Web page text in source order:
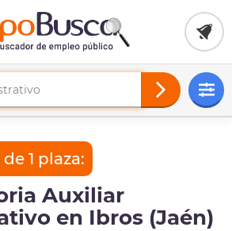
1 plaza:
Auxiliar
en Ibros (Jaén)